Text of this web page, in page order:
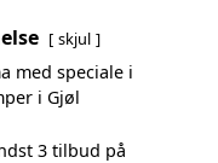
skjul
med speciale i
i Gjøl
3 tilbud på